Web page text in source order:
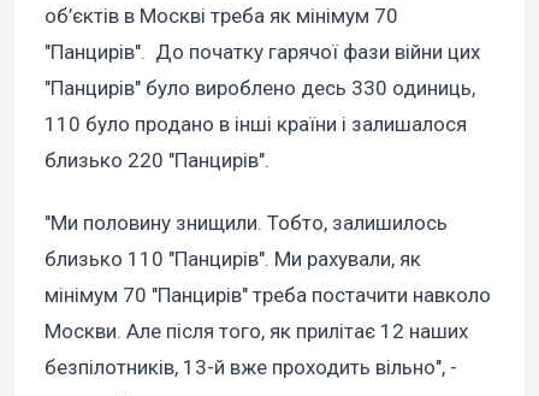
об’єктів в Москві треба як мінімум 70
"Панцирів". До початку гарячої фази війни цих
"Панцирів" було вироблено десь 330 одиниць,
110 було продано в інші країни і залишалося
близько 220 "Панцирів".
"Ми половину знищили. Тобто, залишилось
близько 110 "Панцирів". Ми рахували, як
мінімум 70 "Панцирів" треба постачити навколо
Москви. Але після того, як прилітає 12 наших
безпілотників, 13-й вже проходить вільно", -